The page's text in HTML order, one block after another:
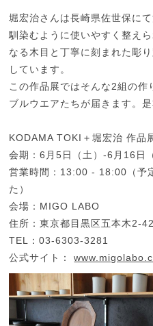
堀宏治さんは長崎県佐世保に
馴染むように使いやすく整え
なる木目と丁寧に刻まれた彫
しています。
この作品展ではそんな2組の作
ブルウエアたちが届きます。
KODAMA TOKI＋堀宏治 作品
会期：6月5日（土）-6月16日
営業時間：13:00 - 18:00（予
た）
会場：MIGO LABO
住所：東京都目黒区五本木2-
TEL：03-6303-3281
公式サイト：